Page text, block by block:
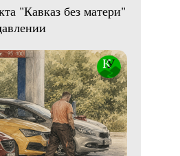
"Кавказ без матери"